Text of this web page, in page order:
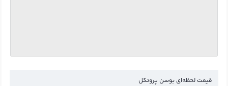
قیمت لحظه‌ای بوسن پروتکل